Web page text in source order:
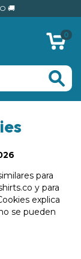
🚚
0
para
y para
explica
se pueden